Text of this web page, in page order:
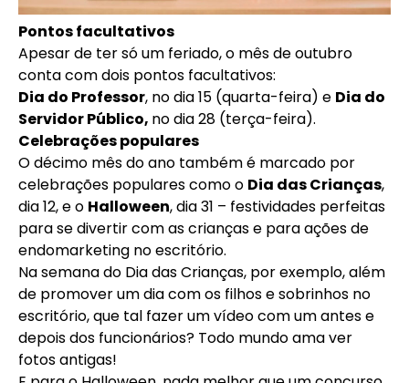
Pontos facultativos
Apesar de ter só um feriado, o mês de outubro
conta com dois pontos facultativos:
Dia do Professor, no dia 15 (quarta-feira) e Dia do
Servidor Público, no dia 28 (terça-feira).
Celebrações populares
O décimo mês do ano também é marcado por
celebrações populares como o Dia das Crianças,
dia 12, e o Halloween, dia 31 – festividades perfeitas
para se divertir com as crianças e para ações de
endomarketing no escritório.
Na semana do Dia das Crianças, por exemplo, além
de promover um dia com os filhos e sobrinhos no
escritório, que tal fazer um vídeo com um antes e
depois dos funcionários? Todo mundo ama ver
fotos antigas!